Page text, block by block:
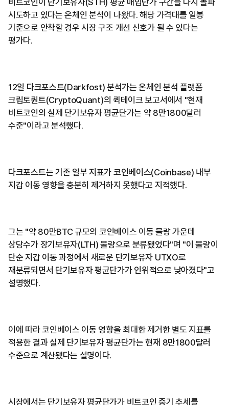
비트코인이 단기보유자(STH) 평균 매입단가 구간을 다시 돌파
시도하고 있다는 온체인 분석이 나왔다. 해당 가격대를 일봉
기준으로 안착할 경우 시장 구조 개선 신호가 될 수 있다는
평가다.
12일 다크포스트(Darkfost) 분석가는 온체인 분석 플랫폼
크립토퀀트(CryptoQuant)의 퀵테이크 보고서에서 "현재
비트코인의 실제 단기보유자 평균단가는 약 8만1800달러
수준"이라고 분석했다.
다크포스트는 기존 일부 지표가 코인베이스(Coinbase) 내부
지갑 이동 영향을 충분히 제거하지 못했다고 지적했다.
그는 "약 80만BTC 규모의 코인베이스 이동 물량 가운데
상당수가 장기보유자(LTH) 물량으로 분류됐었다"며 "이 물량이
단순 지갑 이동 과정에서 새로운 단기보유자 UTXO로
재분류되면서 단기보유자 평균단가가 인위적으로 낮아졌다"고
설명했다.
이에 따라 코인베이스 이동 영향을 최대한 제거한 별도 지표를
적용한 결과 실제 단기보유자 평균단가는 현재 8만1800달러
수준으로 계산됐다는 설명이다.
시장에서는 단기보유자 평균단가가 비트코인 중기 추세를